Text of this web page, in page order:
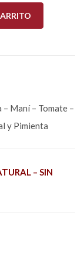
– Maní – Tomate –
y Pimienta
– SIN